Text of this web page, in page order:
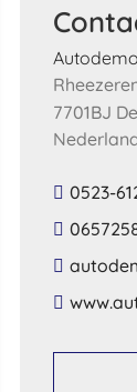
7701BJ
0523-